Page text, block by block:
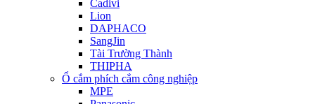
Cadivi
Lion
DAPHACO
SangJin
Tài Trường Thành
THIPHA
Ổ cắm phích cắm công nghiệp
MPE